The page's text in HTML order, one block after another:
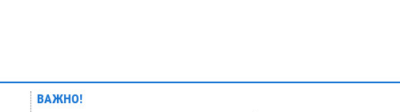
ВАЖНО!